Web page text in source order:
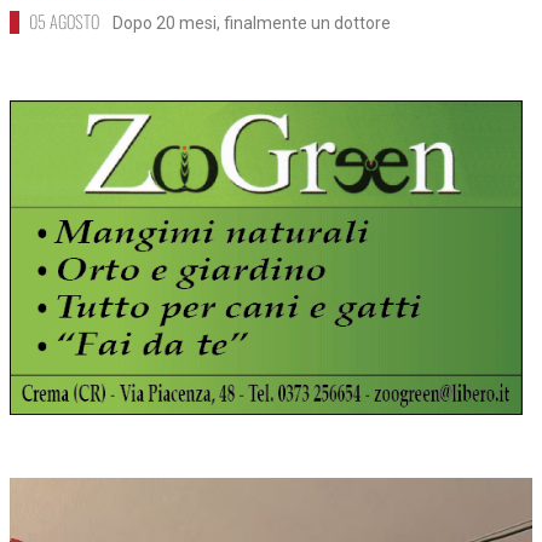
05 AGOSTO Dopo 20 mesi, finalmente un dottore